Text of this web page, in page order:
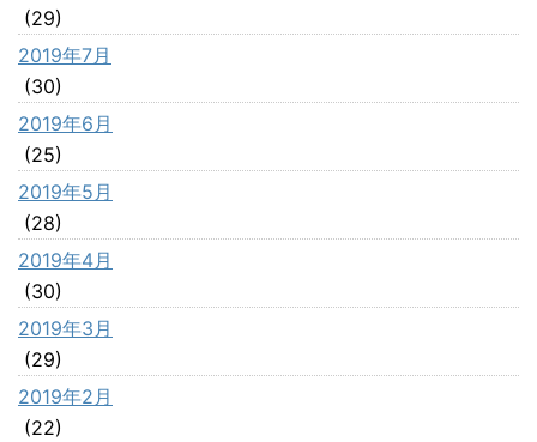
(29)
2019年7月
(30)
2019年6月
(25)
2019年5月
(28)
2019年4月
(30)
2019年3月
(29)
2019年2月
(22)